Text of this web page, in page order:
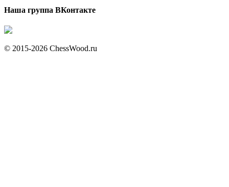
Наша группа ВКонтакте
© 2015-2026 ChessWood.ru